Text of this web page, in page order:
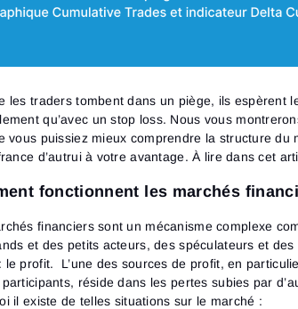
les traders tombent dans un piège, ils espèrent
qu’avec un stop loss. Nous vous
vous puissiez mieux comprendre la structure du
d’autrui à votre avantage. À lire dans cet
fonctionnent les marchés
financiers sont un mécanisme complexe
et des petits acteurs, des spéculateurs et des
le profit. L’une des sources de profit, en
réside dans les pertes subies par
il existe de telles situations sur le marché :